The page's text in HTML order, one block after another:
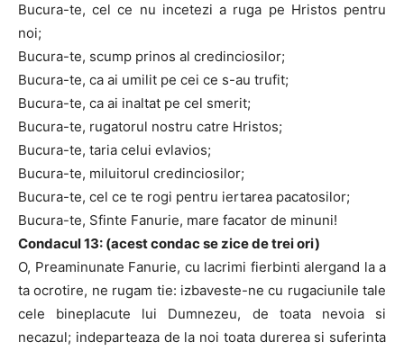
Bucura-te, cel ce nu incetezi a ruga pe Hristos pentru
noi;
Bucura-te, scump prinos al credinciosilor;
Bucura-te, ca ai umilit pe cei ce s-au trufit;
Bucura-te, ca ai inaltat pe cel smerit;
Bucura-te, rugatorul nostru catre Hristos;
Bucura-te, taria celui evlavios;
Bucura-te, miluitorul credinciosilor;
Bucura-te, cel ce te rogi pentru iertarea pacatosilor;
Bucura-te, Sfinte Fanurie, mare facator de minuni!
Condacul 13: (acest condac se zice de trei ori)
O, Preaminunate Fanurie, cu lacrimi fierbinti alergand la a
ta ocrotire, ne rugam tie: izbaveste-ne cu rugaciunile tale
cele bineplacute lui Dumnezeu, de toata nevoia si
necazul; indeparteaza de la noi toata durerea si suferinta